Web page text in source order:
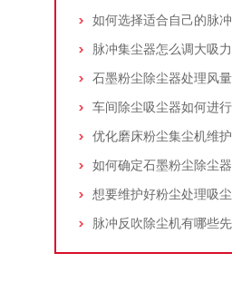
如何选择适合自己的脉
脉冲集尘器怎么调大吸力
脉冲反吹除尘机有哪些